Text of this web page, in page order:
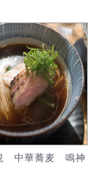
中華蕎麦 鳴神